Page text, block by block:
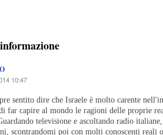
10:47
sentito dire che Israele è molto carente
far capire al mondo le ragioni delle proprie
televisione e ascoltando radio
scontrandomi poi con molti conoscenti reali